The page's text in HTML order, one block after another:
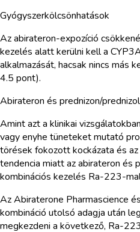
Gyógyszerkölcsönhatások
Az abirateron-expozíció
kezelés alatt kerülni kell a
alkalmazását, hacsak nincs más
4.5 pont).
Abirateron és prednizon/
Amint azt a klinikai
vagy enyhe tüneteket mutató
törések fokozott kockázata és
tendencia miatt az abirateron és
kombinációs kezelés Ra-223-
Az Abiraterone Pharmascience
kombináció utolsó adagja után
megkezdeni a következő, Ra-